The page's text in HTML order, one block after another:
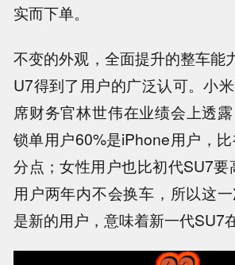
实而下单。
不变的外观，全面提升的整车能
U7得到了用户的广泛认可。小
席财务官林世伟在业绩会上透
锁单用户60%是iPhone用户，
分点；女性用户也比初代SU7要
用户两年内不会换车，所以这
是新的用户，意味着新一代SU7